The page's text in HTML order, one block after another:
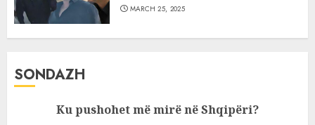
MARCH 25, 2025
SONDAZH
Ku pushohet më mirë në Shqipëri?